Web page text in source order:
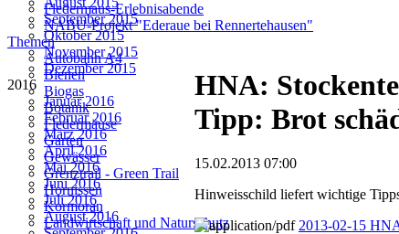
Fledermaus-Erlebnisabende
NABU-Projekt "Ederaue bei Rennertehausen"
Themen
Autobahn A4
Bienen
Biogas
Botanik
Fledermäuse
Garten
Gewässer
Grenztrail - Green Trail
Hornissen
Kormoran
Landwirtschaft und Naturschutz
September 2015
Oktober 2015
November 2015
Dezember 2015
2016
Januar 2016
Februar 2016
März 2016
April 2016
Mai 2016
Juni 2016
Juli 2016
August 2016
HNA:
Tipp: Brot
15.02.2013 07:00
Hinweisschild liefert wichtige
2013-02-15